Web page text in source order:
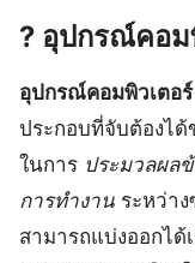
? อุปกรณ์คอม
อุปกรณ์คอมพิวเตอร์
ประกอบที่จับต้องไ
ในการ ประมวลผล
การทำงาน ระหว่า
สามารถแบ่งออกได้